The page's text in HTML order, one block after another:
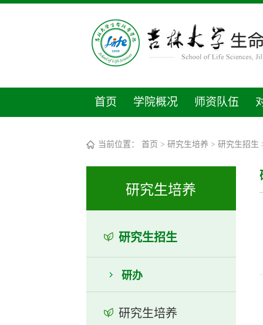
首页 学院概况 师资队伍
当前位置： 首页 > 研究生培养 > 研究生招生
研究生培养
研究生招生
研办
研究生培养